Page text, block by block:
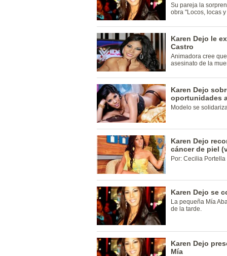
Su pareja la
obra "Locos, locas
Karen Dejo le
Castro
Animadora cree
asesinato de la
Karen Dejo
oportunidades
Modelo se
Karen Dejo
cáncer de piel
Por: Cecilia Portella
Karen Dejo se
La pequeña Mía
de la tarde.
Karen Dejo
Mía